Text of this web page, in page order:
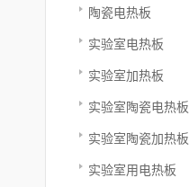
陶瓷电热板
实验室电热板
实验室加热板
实验室陶瓷电热板
实验室陶瓷加热板
实验室用电热板